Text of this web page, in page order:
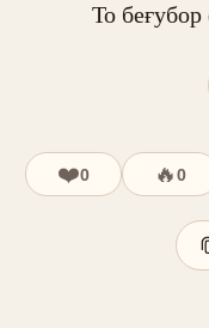
То
❤️0 🔥0